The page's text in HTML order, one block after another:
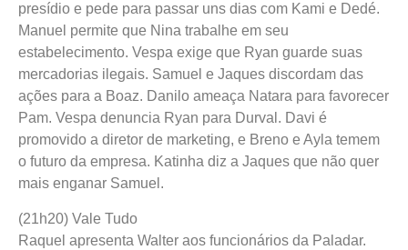
presídio e pede para passar uns dias com Kami e Dedé.
Manuel permite que Nina trabalhe em seu
estabelecimento. Vespa exige que Ryan guarde suas
mercadorias ilegais. Samuel e Jaques discordam das
ações para a Boaz. Danilo ameaça Natara para favorecer
Pam. Vespa denuncia Ryan para Durval. Davi é
promovido a diretor de marketing, e Breno e Ayla temem
o futuro da empresa. Katinha diz a Jaques que não quer
mais enganar Samuel.
(21h20) Vale Tudo
Raquel apresenta Walter aos funcionários da Paladar.